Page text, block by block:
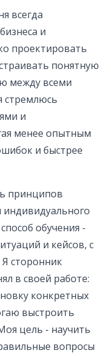
всегда
и
проектировать
понятную
между всеми
стремлюсь
и
менее опытным
и быстрее
принципов
обучения -
и кейсов, с
сторонник
в своей работе:
конкретных
выстроить
цель - научить
вопросы